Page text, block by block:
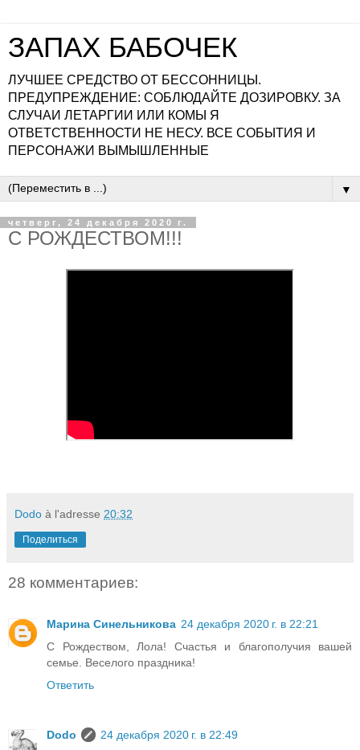
ЗАПАХ БАБОЧЕК
ЛУЧШЕЕ СРЕДСТВО ОТ БЕССОННИЦЫ.
ПРЕДУПРЕЖДЕНИЕ: СОБЛЮДАЙТЕ ДОЗИРОВКУ. ЗА
СЛУЧАИ ЛЕТАРГИИ ИЛИ КОМЫ Я
ОТВЕТСТВЕННОСТИ НЕ НЕСУ. ВСЕ СОБЫТИЯ И
ПЕРСОНАЖИ ВЫМЫШЛЕННЫЕ
▼
четверг, 24 декабря 2020 г.
С РОЖДЕСТВОМ!!!
Dodo à l'adresse 20:32
Поделиться
28 комментариев:
Марина Синельникова 24 декабря 2020 г. в 22:21
С Рождеством, Лола! Счастья и благополучия вашей
семье. Веселого праздника!
Ответить
Dodo
24 декабря 2020 г. в 22:49